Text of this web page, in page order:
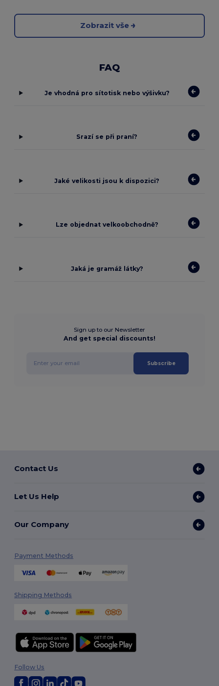
Zobrazit vše
FAQ
Je vhodná pro sítotisk nebo výšivku?
Srazí se při praní?
Jaké velikosti jsou k dispozici?
Lze objednat velkoobchodně?
Jaká je gramáž látky?
Sign up to our Newsletter
And get special discounts!
Subscribe
Contact Us
Let Us Help
Our Company
Payment Methods
Shipping Methods
Follow Us